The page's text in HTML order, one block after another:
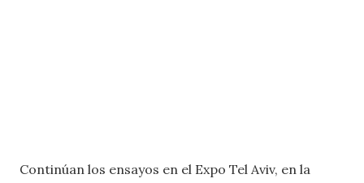
Continúan los ensayos en el Expo Tel Aviv, en la